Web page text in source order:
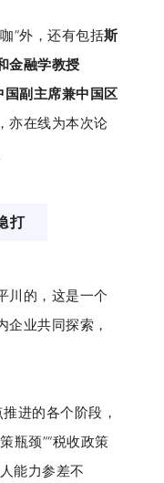
”外，还有包括斯
金融学教授
副主席兼中国区
亦在线为本次论
打
川的，这是一个
企业共同探索，
进的各个阶段，
瓶颈”“税收政策
能力参差不